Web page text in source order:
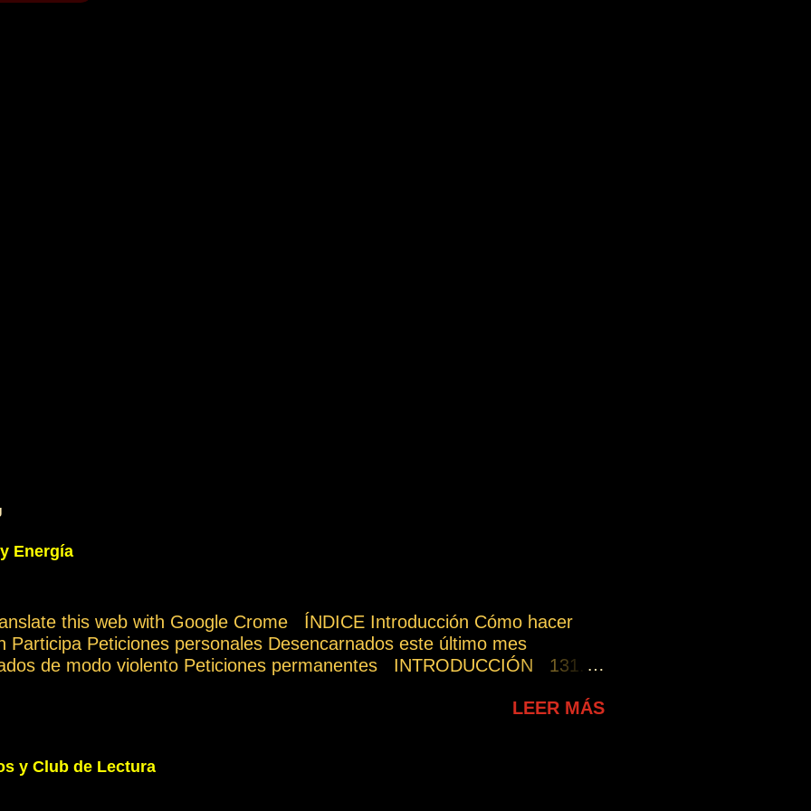
Energía
this web with Google Crome ÍNDICE Introducción Cómo hacer
Participa Peticiones personales Desencarnados este último mes
de modo violento Peticiones permanentes INTRODUCCIÓN 131.
una de las formas de amar al prójimo como a vosotros mismos. 32.
el momento del cambio es aplicar la sabiduría. 182. Las oraciones en
una energía multiplicadora que pueden aprovechar todos sus
LEER MÁS
y Club de Lectura